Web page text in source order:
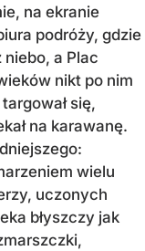
na ekranie
podróży, gdzie
niebo, a Plac
nikt po nim
się,
na karawanę.
wielu
uczonych
błyszczy jak